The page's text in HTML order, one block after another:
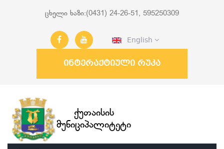
ცხელი ხაზი:(0431) 24-26-51, 595250309
English
ინტერაქტიული რუკა
ქუთაისის
მუნიციპალიტეტი